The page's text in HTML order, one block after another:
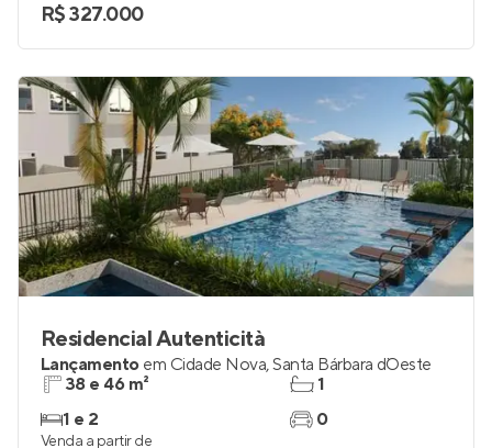
R$ 327.000
Residencial Autenticità
Lançamento em Cidade Nova,Santa Bárbara d`Oeste
38 e 46 m²
1 e 2
1
0
Venda a partir de